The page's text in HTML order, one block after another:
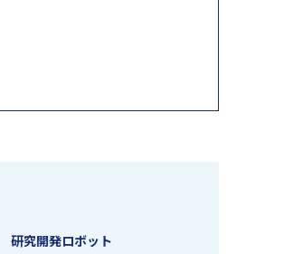
研究開発ロボット